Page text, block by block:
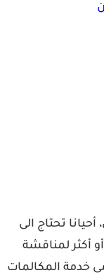
تحتاج الى
أكثر لمناقشة
خدمة المكالمات